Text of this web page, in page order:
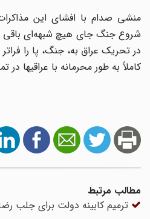
منشی صدام با افشای این
شروع جنگ جای هیچ شبهه‌ای باقی
در تحریک عراق به، جنگ، پا را فراتر
کاملاً به طور محرمانه با عراقیها در
مطالب مرتبط
ترمیم کابینه دولت برای جلب